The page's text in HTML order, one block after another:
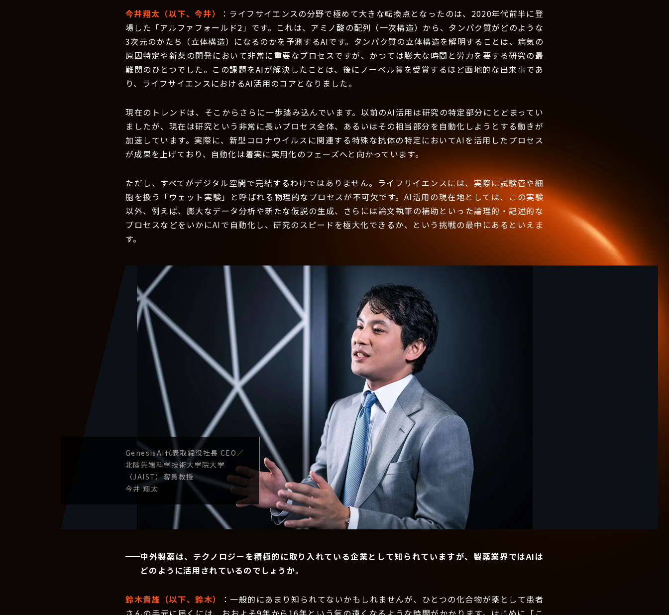
今井翔太（以下、今井）
：ライフサイエンスの分野で極めて大きな転換点となったのは、2020年代前半に登
場した「アルファフォールド2」です。これは、アミノ酸の配列（一次構造）から、タンパク質がどのような
3次元のかたち（立体構造）になるのかを予測するAIです。タンパク質の立体構造を解明することは、病気の
原因特定や新薬の開発において非常に重要なプロセスですが、かつては膨大な時間と労力を要する研究の最
難関のひとつでした。この課題をAIが解決したことは、後にノーベル賞を受賞するほど画地的な出来事であ
り、ライフサイエンスにおけるAI活用のコアとなりました。
現在のトレンドは、そこからさらに一歩踏み込んでいます。以前のAI活用は研究の特定部分にとどまってい
ましたが、現在は研究という非常に長いプロセス全体、あるいはその相当部分を自動化しようとする動きが
加速しています。実際に、新型コロナウイルスに関連する特殊な抗体の特定においてAIを活用したプロセス
が成果を上げており、自動化は着実に実用化のフェーズへと向かっています。
ただし、すべてがデジタル空間で完結するわけではありません。ライフサイエンスには、実際に試験管や細
胞を扱う「ウェット実験」と呼ばれる物理的なプロセスが不可欠です。AI活用の現在地としては、この実験
以外、例えば、膨大なデータ分析や新たな仮説の生成、さらには論文執筆の補助といった論理的・記述的な
プロセスなどをいかにAIで自動化し、研究のスピードを極大化できるか、という挑戦の最中にあるといえま
す。
GenesisAI代表取締役社長 CEO／
北陸先端科学技術大学院大学
（JAIST）客員教授
今井 翔太
中外製薬は、テクノロジーを積極的に取り入れている企業として知られていますが、製薬業界ではAIは
どのように活用されているのでしょうか。
鈴木貴雄（以下、鈴木）
：一般的にあまり知られてないかもしれませんが、ひとつの化合物が薬として患者